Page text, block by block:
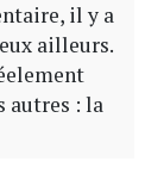
il y a
ailleurs.
autres : la